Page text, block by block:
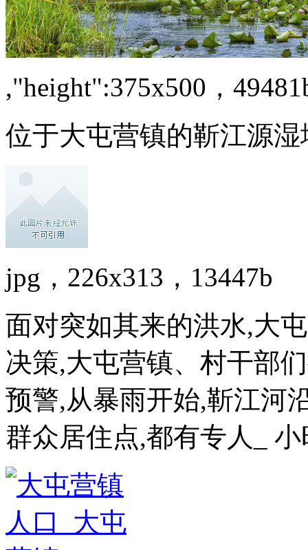
,"height":375x500，
位于大屯营镇的靳江源
jpg，226x313，13447b
面对突如其来的洪水,大
决策,大屯营镇、村干部
预警,从暴雨开始,靳江河
群众居住点,都有专人_